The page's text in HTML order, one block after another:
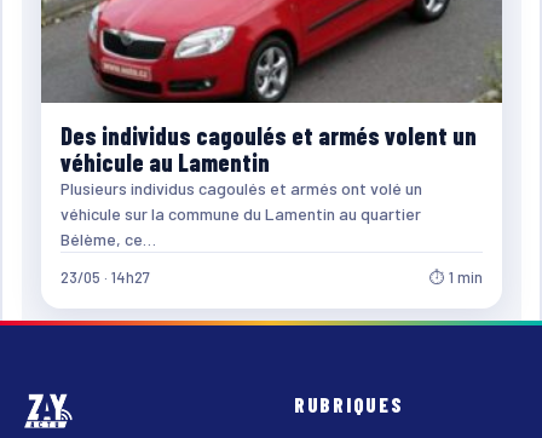
Des individus cagoulés et armés volent un
véhicule au Lamentin
Plusieurs individus cagoulés et armés ont volé un
véhicule sur la commune du Lamentin au quartier
Bélème, ce…
23/05 · 14h27 ⏱ 1 min
RUBRIQUES